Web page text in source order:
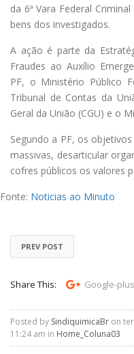
da 6ª Vara Federal
bens dos investigados.
A ação é parte da
Fraudes ao Auxílio
PF, o Ministério Público
Tribunal de Contas da
Geral da União (CGU) e o
Segundo a PF, os
massivas, desarticular
cofres públicos os valores
Fonte: Noticias ao Minuto
PREV POST
Share This: Google-plus
Posted by SindiquimicaBr on
11:24 am in Home_Coluna03